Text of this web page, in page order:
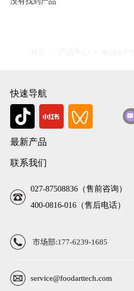
快速导航
最新产品
联系我们
027-87508836（售前咨询）
400-0816-016（售后电话）
市场部:177-6239-1685
service@foodarttech.com